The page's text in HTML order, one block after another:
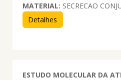
MATERIAL: SECRECAO
Detalhes
ESTUDO MOLECULAR DA